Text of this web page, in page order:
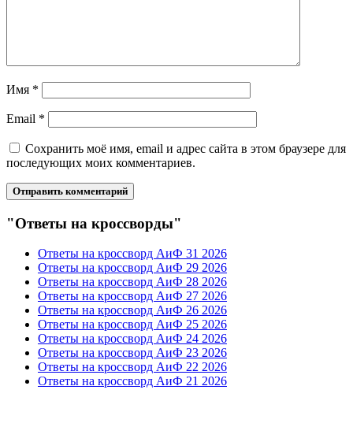
Имя *
Email *
Сохранить моё имя, email и адрес сайта в этом браузере для
последующих моих комментариев.
"Ответы на кроссворды"
Ответы на кроссворд АиФ 31 2026
Ответы на кроссворд АиФ 29 2026
Ответы на кроссворд АиФ 28 2026
Ответы на кроссворд АиФ 27 2026
Ответы на кроссворд АиФ 26 2026
Ответы на кроссворд АиФ 25 2026
Ответы на кроссворд АиФ 24 2026
Ответы на кроссворд АиФ 23 2026
Ответы на кроссворд АиФ 22 2026
Ответы на кроссворд АиФ 21 2026